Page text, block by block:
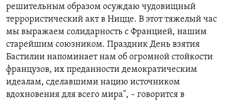
решительным образом осуждаю чудовищный
террористический акт в Ницце. В этот тяжелый час
мы выражаем солидарность с Францией, нашим
старейшим союзником. Праздник День взятия
Бастилии напоминает нам об огромной стойкости
французов, их преданности демократическим
идеалам, сделавшими нацию источником
вдохновения для всего мира", – говорится в